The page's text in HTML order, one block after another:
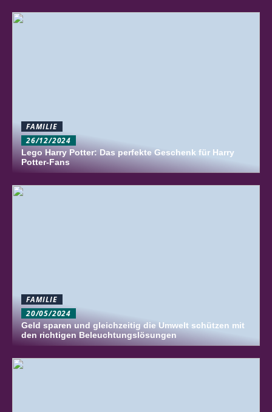
FAMILIE
26/12/2024
Lego Harry Potter: Das perfekte Geschenk für Harry
Potter-Fans
FAMILIE
20/05/2024
Geld sparen und gleichzeitig die Umwelt schützen mit
den richtigen Beleuchtungslösungen